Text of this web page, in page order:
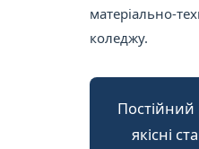
матеріально-
коледжу.
Постійний
якісні